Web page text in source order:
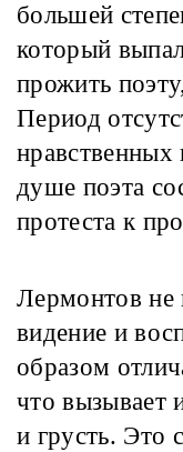
большей
который
прожить
Период
нравственных
душе поэта
протеста к
Лермонтов не
видение и
образом
что вызывает
и грусть. Это